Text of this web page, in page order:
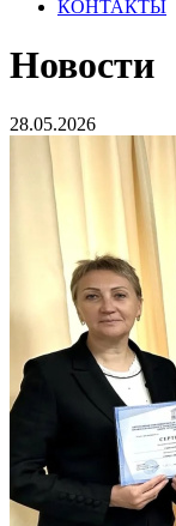
КОНТАКТЫ
Новости
28.05.2026